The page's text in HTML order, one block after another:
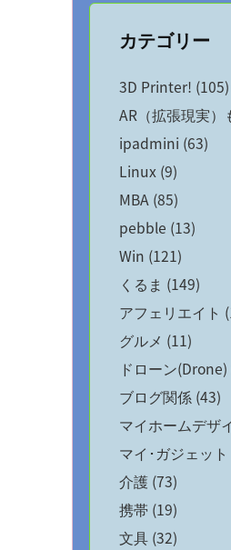
カテゴリー
3D Printer! (105)
AR（拡張現実）
ipadmini (63)
Linux (9)
MBA (85)
pebble (13)
Win (121)
くるま (149)
アフェリエイト
グルメ (11)
ドローン(Drone)
ブログ関係 (43)
マイホームデザ
マイ･ガジェット
介護 (73)
携帯 (19)
文具 (32)